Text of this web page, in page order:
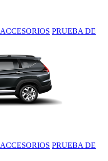
ACCESORIOS PRUEBA DE
ACCESORIOS PRUEBA DE